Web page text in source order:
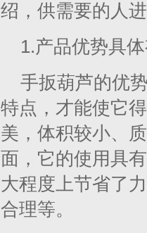
绍，供需要的人
1.产品优势具
手扳葫芦的优
特点，才能使它
美，体积较小、
面，它的使用具
大程度上节省了
合理等。